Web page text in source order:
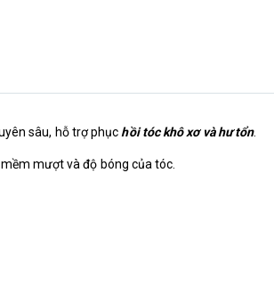
sâu, hỗ trợ phụchồi tóc khô xơ và hư tổn.
mượt và độ bóng của tóc.